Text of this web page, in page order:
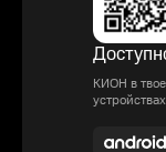
КИОН в
устройствах